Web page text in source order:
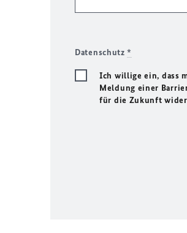
Datenschutz*
Ich willige ein, dass
Meldung einer
für die Zukunft